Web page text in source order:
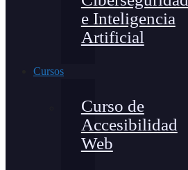
e Inteligencia
Artificial
Cursos
Curso de
Accesibilidad
Web